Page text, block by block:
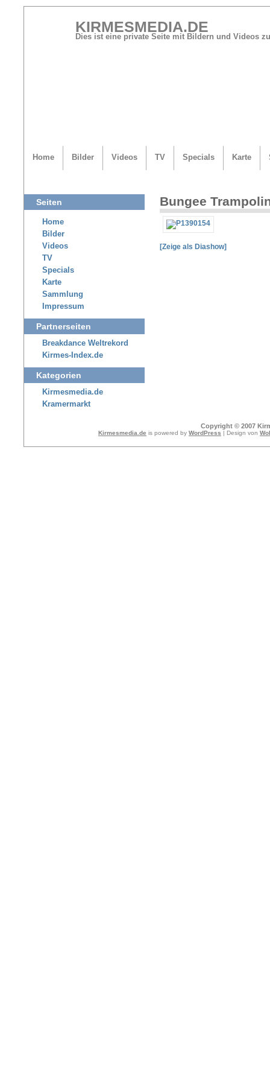
KIRMESMEDIA.DE
Dies ist eine private Seite mit Bildern und Videos
Home Bilder Videos TV Specials Karte
Bungee
[Zeige als Diashow]
Seiten
Home
Bilder
Videos
TV
Specials
Karte
Sammlung
Impressum
Partnerseiten
Breakdance Weltrekord
Kirmes-Index.de
Kategorien
Kirmesmedia.de
Kramermarkt
Copyright © 2007
Kirmesmedia.de is powered by WordPress | Design von